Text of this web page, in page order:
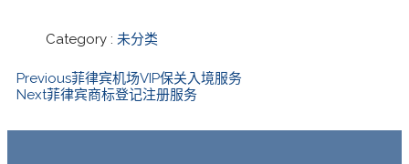
Category : 未分类
Previous菲律宾机场VIP保关入境服务
Next菲律宾商标登记注册服务